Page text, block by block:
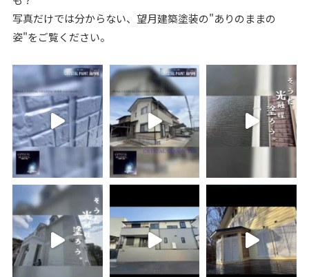
写真だけでは分からない、望月建築塗装の"ありのままの
姿"をご覧ください。